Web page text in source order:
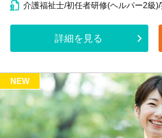
介護福祉士/初任者研修(ヘルパー2級
詳細を見る
NEW